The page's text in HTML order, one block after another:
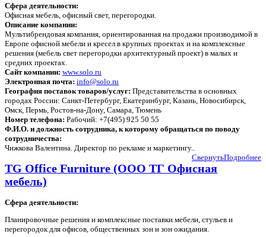
Сфера деятельности:
Офисная мебель, офисный свет, перегородки.
Описание компании:
Мультибрендовая компания, ориентированная на продажи производимой в
Европе офисной мебели и кресел в крупных проектах и на комплексные
решения (мебель свет перегородки архитектурный проект) в малых и
средних проектах.
Сайт компании: www.solo.ru
Электронная почта: info@solo.ru
География поставок товаров/услуг: Представительства в основных
городах России: Санкт-Петербург, Екатеринбург, Казань, Новосибирск,
Омск, Пермь, Ростов-на-Дону, Самара, Тюмень
Номер телефона: Рабочий: +7(495) 925 50 55
Ф.И.О. и должность сотрудника, к которому обращаться по поводу
сотрудничества:
Чижкова Валентина. Директор по рекламе и маркетингу..
Подробнее
Свернуть
TG Office Furniture (ООО ТГ Офисная
мебель)
Сфера деятельности:
Планировочные решения и комплексные поставки мебели, стульев и
перегородок для офисов, общественных зон и зон ожидания.